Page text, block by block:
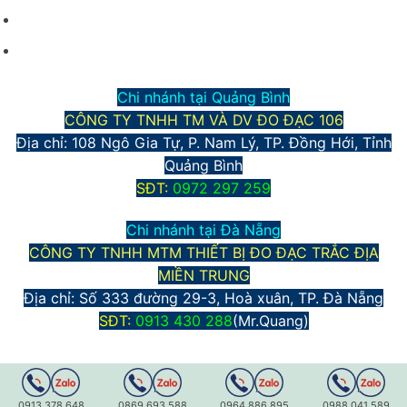
Chi nhánh tại Quảng Bình
CÔNG TY TNHH TM VÀ DV ĐO ĐẠC 106
Địa chỉ: 108 Ngô Gia Tự, P. Nam Lý, TP. Đồng Hới, Tỉnh
Quảng Bình
SĐT: 0972 297 259
Chi nhánh tại Đà Nẵng
CÔNG TY TNHH MTM THIẾT BỊ ĐO ĐẠC TRẮC ĐỊA
MIỀN TRUNG
Địa chỉ: Số 333 đường 29-3, Hoà xuân, TP. Đà Nẵng
SĐT: 0913 430 288(Mr.Quang)